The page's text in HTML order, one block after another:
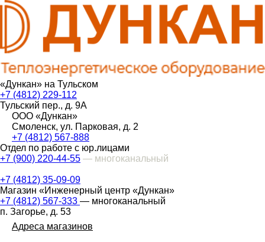
«Дункан» на Тульском
+7 (4812) 229-112
Тульский пер., д. 9А
ООО «Дункан»
Смоленск, ул. Парковая, д. 2
+7 (4812) 567-888
Отдел по работе с юр.лицами
+7 (900) 220-44-55 — многоканальный
+7 (4812) 35-09-09
Магазин «Инженерный центр «Дункан»
+7 (4812) 567-333 — многоканальный
п. Загорье, д. 53
Адреса магазинов